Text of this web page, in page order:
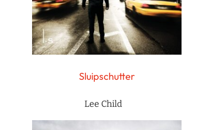
Sluipschutter
Lee Child